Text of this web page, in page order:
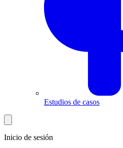
Estudios de casos
Inicio de sesión